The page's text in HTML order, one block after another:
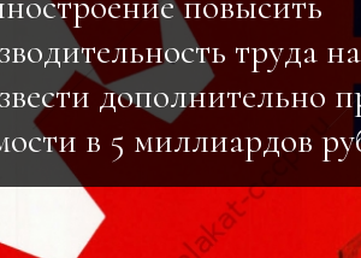
труда
дополнительно
в 5 миллиардов